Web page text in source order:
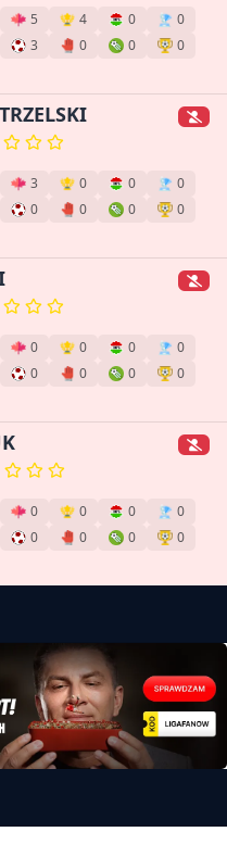
5 4 0
0
3 0 0
0
3 0 0
0
0 0 0
0
0 0 0
0
0 0 0
0
0 0 0
0
0 0 0
0